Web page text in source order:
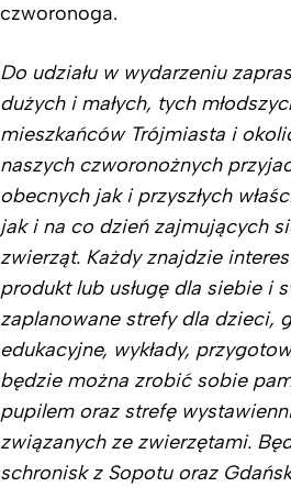
czworonoga.
Do udziału w wydarzeniu
dużych i małych, tych
mieszkańców Trójmiasta i
naszych czworonożnych
obecnych jak i przyszłych
jak i na co dzień zajmujących
zwierząt. Każdy znajdzie
produkt lub usługę dla siebie i
zaplanowane strefy dla dzieci,
edukacyjne, wykłady,
będzie można zrobić sobie
pupilem oraz strefę
związanych ze zwierzętami.
schronisk z Sopotu oraz